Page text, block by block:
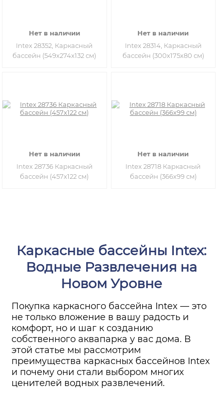
Нет в наличии
Intex 28352, Каркасный
бассейн (549х274х132 см)
Нет в наличии
Intex 28314, Каркасный
бассейн (300х175х80 см)
Нет в наличии
Intex 28736 Каркасный
бассейн (457х122 см)
Нет в наличии
Intex 28718 Каркасный
бассейн (366х99 см)
Каркасные бассейны Intex:
Водные Развлечения на
Новом Уровне
Покупка каркасного бассейна Intex — это
не только вложение в вашу радость и
комфорт, но и шаг к созданию
собственного аквапарка у вас дома. В
этой статье мы рассмотрим
преимущества каркасных бассейнов Intex
и почему они стали выбором многих
ценителей водных развлечений.